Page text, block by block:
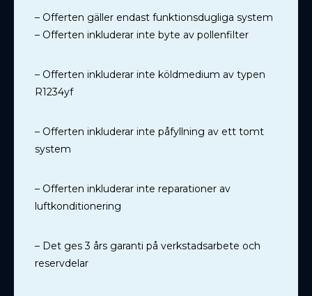
– Offerten gäller endast funktionsdugliga system
– Offerten inkluderar inte byte av pollenfilter
– Offerten inkluderar inte köldmedium av typen
R1234yf
– Offerten inkluderar inte påfyllning av ett tomt
system
– Offerten inkluderar inte reparationer av
luftkonditionering
– Det ges 3 års garanti på verkstadsarbete och
reservdelar